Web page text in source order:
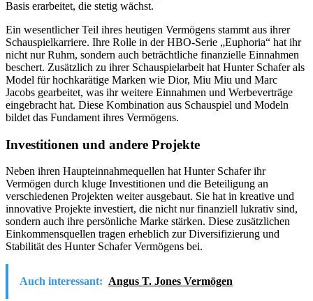
Basis erarbeitet, die stetig wächst.
Ein wesentlicher Teil ihres heutigen Vermögens stammt aus ihrer
Schauspielkarriere. Ihre Rolle in der HBO-Serie „Euphoria“ hat ihr
nicht nur Ruhm, sondern auch beträchtliche finanzielle Einnahmen
beschert. Zusätzlich zu ihrer Schauspielarbeit hat Hunter Schafer als
Model für hochkarätige Marken wie Dior, Miu Miu und Marc
Jacobs gearbeitet, was ihr weitere Einnahmen und Werbeverträge
eingebracht hat. Diese Kombination aus Schauspiel und Modeln
bildet das Fundament ihres Vermögens.
Investitionen und andere Projekte
Neben ihren Haupteinnahmequellen hat Hunter Schafer ihr
Vermögen durch kluge Investitionen und die Beteiligung an
verschiedenen Projekten weiter ausgebaut. Sie hat in kreative und
innovative Projekte investiert, die nicht nur finanziell lukrativ sind,
sondern auch ihre persönliche Marke stärken. Diese zusätzlichen
Einkommensquellen tragen erheblich zur Diversifizierung und
Stabilität des Hunter Schafer Vermögens bei.
Auch interessant: Angus T. Jones Vermögen